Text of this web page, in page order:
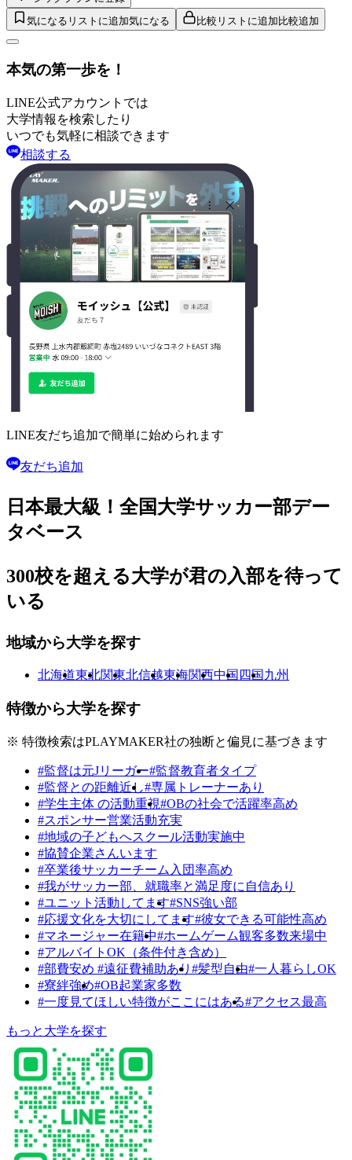
気になるリストに追加気になる 比較リストに追加 比較追加
本気の第一歩を！
LINE公式アカウントでは
大学情報を検索したり
いつでも気軽に相談できます
相談する
LINE友だち追加で簡単に始められます
友だち追加
日本最大級！ 全国大学サッカー部デー
タベース
300校を超える大学が君の入部を待って
いる
地域から大学を探す
北海道東北関東北信越東海関西中国 四国 九州
特徴から大学を探す
※ 特徴検索はPLAYMAKER社の独断と偏見に基づきます
#監督は元Jリーガー#監督教育者タイプ
#監督との距離近し#専属トレーナーあり
#学生主体 の活動重視#OBの社会で活躍率高め
#スポンサー営業活動充実
#地域の子どもへスクール活動実施中
#協賛企業さんいます
#卒業後サッカーチーム入団率高め
#我がサッカー部、就職率と満足度に自信あり
#ユニット活動してます#SNS強い部
#応援文化を大切にしてます#彼女できる可能性高め
#マネージャー在籍中#ホームゲーム観客多数来場中
#アルバイトOK（条件付き含め）
#部費安め #遠征費補助あり #髪型自由#一人暮らしOK
#寮絆強め#OB起業家多数
#一度見てほしい特徴がここにはある#アクセス最高
もっと大学を探す